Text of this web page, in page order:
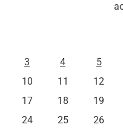
3
4 5
10
11 12
17
18 19
24
25 26